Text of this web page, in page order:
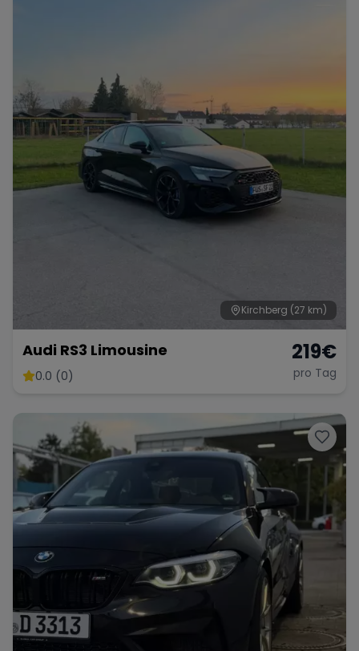
Tesla
Bentley Rolls Royce Aston Martin
Kirchberg (27 km)
Audi RS3 Limousine
0.0 (0)
219€
pro Tag